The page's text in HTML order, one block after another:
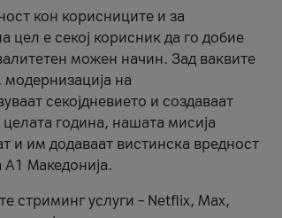
кон корисниците и за
цел е секој корисник да го добие
можен начин. Зад ваквите
на
секојдневието и создаваат
година, нашата мисија
и им додаваат вистинска вредност
А1 Македонија.
стриминг услуги – Netflix, Max,